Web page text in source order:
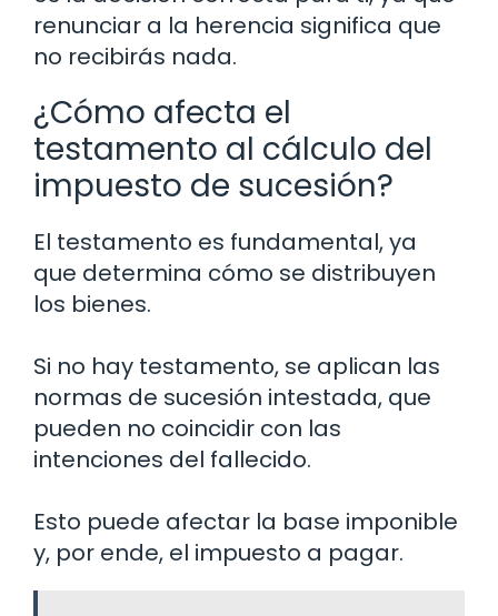
renunciar a la herencia significa que
no recibirás nada.
¿Cómo afecta el
testamento al cálculo del
impuesto de sucesión?
El testamento es fundamental, ya
que determina cómo se distribuyen
los bienes.
Si no hay testamento, se aplican las
normas de sucesión intestada, que
pueden no coincidir con las
intenciones del fallecido.
Esto puede afectar la base imponible
y, por ende, el impuesto a pagar.